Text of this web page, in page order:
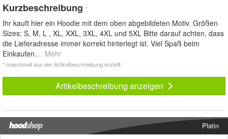
Kurzbeschreibung *
Ihr kauft hier ein Hoodie mit dem oben abgebildeten Motiv. Größen
Sizes: S, M, L , XL, XXL, 3XL, 4XL und 5XL Bitte darauf achten, dass
die Lieferadresse immer korrekt hinterlegt ist. Viel Spaß beim
Einkaufen.... Mehr
* maschinell aus der Artikelbeschreibung erstellt
Artikelbeschreibung anzeigen
Platin